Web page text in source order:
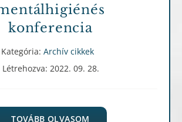
konferencia
Kategória: Archív cikkek
Létrehozva: 2022. 09. 28.
TOVÁBB OLVASOM